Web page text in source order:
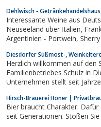
Dehlwisch -
Interessante Weine aus Deutschland, Europa und
Neuseeland über Italien, Frankreich, Spanien bis nach Chile und
Argentinien - Portwein, Sherry und Madeira - Champagner,
Armagnac, Gin, Genever, Tequila, Kräuter und Liköre - feine
Teesorten -...
Diesdorfer Süßmost-,
Herzlich willkommen auf den
Familienbetriebes Schulz in
Unternehmen stellt seit
her.
Hirsch-Brauerei Honer |
Bier braucht Charakter.
seit Generationen. Stoßen